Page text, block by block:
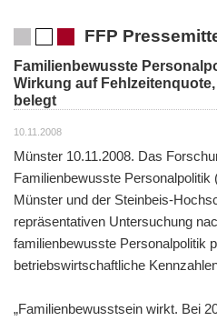
FFP
Familienbewusste
Wirkung auf
belegt
10.11.2008
Münster 10.11.2008. Das
Familienbewusste
Münster und der Steinbeis-
repräsentativen Untersuchung
familienbewusste Personalpolitik
betriebswirtschaftliche
„Familienbewusstsein wirkt. Bei